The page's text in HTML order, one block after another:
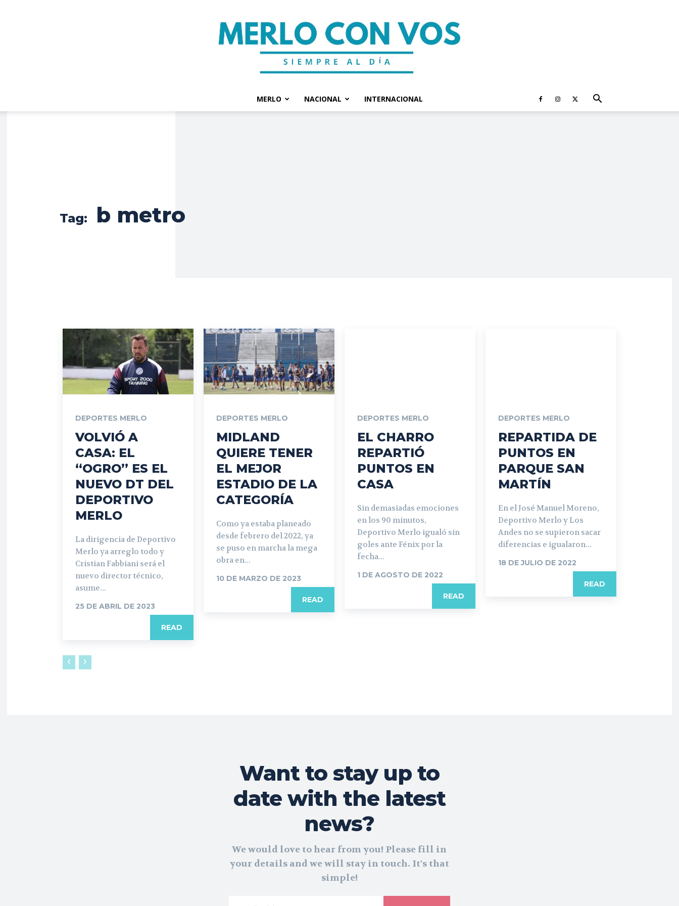
MERLO NACIONAL INTERNACIONAL
Tag: b metro
DEPORTES MERLO
VOLVIÓ A
CASA: EL
“OGRO” ES EL
NUEVO DT DEL
DEPORTIVO
MERLO
La dirigencia de Deportivo
Merlo ya arreglo todo y
Cristian Fabbiani será el
nuevo director técnico,
asume...
25 DE ABRIL DE 2023
READ
DEPORTES MERLO
MIDLAND
QUIERE TENER
EL MEJOR
ESTADIO DE LA
CATEGORÍA
Como ya estaba planeado
desde febrero del 2022, ya
se puso en marcha la mega
obra en...
10 DE MARZO DE 2023
READ
DEPORTES MERLO
EL CHARRO
REPARTIÓ
PUNTOS EN
CASA
Sin demasiadas emociones
en los 90 minutos,
Deportivo Merlo igualó sin
goles ante Fénix por la
fecha...
1 DE AGOSTO DE 2022
READ
DEPORTES MERLO
REPARTIDA DE
PUNTOS EN
PARQUE SAN
MARTÍN
En el José Manuel Moreno,
Deportivo Merlo y Los
Andes no se supieron sacar
diferencias e igualaron...
18 DE JULIO DE 2022
READ
Want to stay up to
date with the latest
news?
We would love to hear from you! Please fill in
your details and we will stay in touch. It's that
simple!